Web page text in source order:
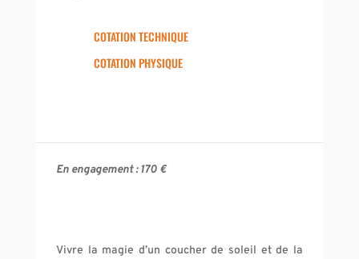
COTATION TECHNIQUE
COTATION PHYSIQUE
En engagement :170 €
Vivre la magie d’un coucher de soleil et de la